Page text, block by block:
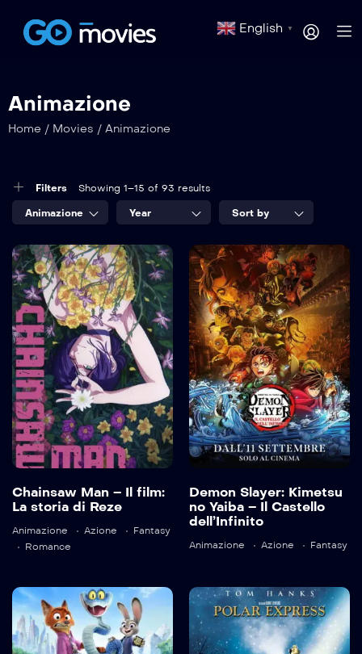
English ▼
Animazione
Home / Movies / Animazione
Filters Showing 1–15 of 93 results
Animazione Year Sort by
Chainsaw Man
– Il film: La
storia di Reze
2025 100 min
Chainsaw Man – Il film:
La storia di Reze
Animazione Azione
Fantasy
Romance
Demon Slayer:
Kimetsu no
Yaiba – Il
Castello
dell’Infinito
2025 155 min
Language: ja
Trailer
Detail
Demon Slayer: Kimetsu
no Yaiba – Il Castello
dell’Infinito
Animazione Azione Fantasy
Zootropolis 2
2025 108 min
Polar Express
2004 100 min